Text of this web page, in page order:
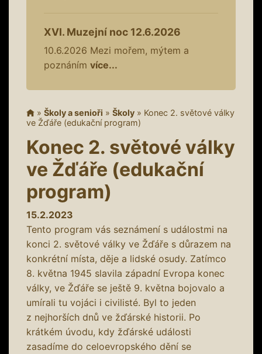
XVI. Muzejní noc 12.6.2026
10.6.2026 Mezi mořem, mýtem a
poznáním více...
» Školy a senioři » Školy » Konec 2. světové války
ve Žďáře (edukační program)
Konec 2. světové války
ve Žďáře (edukační
program)
15.2.2023
Tento program vás seznámení s událostmi na
konci 2. světové války ve Žďáře s důrazem na
konkrétní místa, děje a lidské osudy. Zatímco
8. května 1945 slavila západní Evropa konec
války, ve Žďáře se ještě 9. května bojovalo a
umírali tu vojáci i civilisté. Byl to jeden
z nejhorších dnů ve žďárské historii. Po
krátkém úvodu, kdy žďárské události
zasadíme do celoevropského dění se